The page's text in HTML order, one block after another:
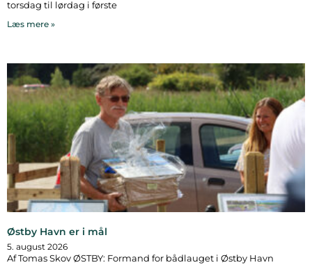
torsdag til lørdag i første
Læs mere »
Østby Havn er i mål
5. august 2026
Af Tomas Skov ØSTBY: Formand for bådlauget i Østby Havn